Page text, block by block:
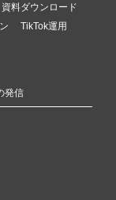
資料ダウンロード
TikTok運用
発信